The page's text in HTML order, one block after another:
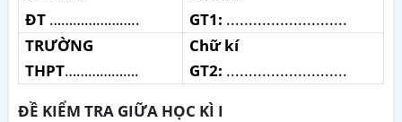
ĐT …………………..
GT1: ...........................
TRƯỜNG
THPT……………….
Chữ kí
GT2: ...........................
ĐỀ KIỂM TRA GIỮA HỌC KÌ I